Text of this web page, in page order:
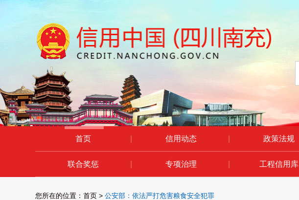
首页 信用动态 政策法规
联合奖惩 专项治理 工程信用库
您所在的位置： 首页 > 公安部：依法严打危害粮食安全犯罪